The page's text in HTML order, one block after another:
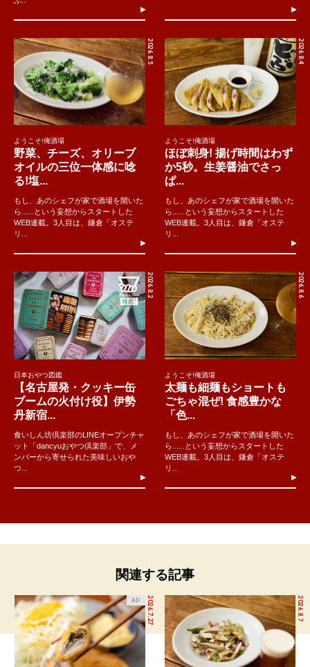
2026.8.5
ようこそ!俺酒場
野菜、チーズ、オリーブ
オイルの三位一体感に唸
る!塩...
もし、あのシェフが家で酒場を開いた
ら......という妄想からスタートした
WEB連載。3人目は、鎌倉「オステ
リ...
2026.8.4
ようこそ!俺酒場
ほぼ刺身! 揚げ時間はわず
か5秒。生姜醤油でさっ
ぱ...
もし、あのシェフが家で酒場を開いた
ら......という妄想からスタートした
WEB連載。3人目は、鎌倉「オステ
リ...
2026.8.2
日本おやつ図鑑
【名古屋発・クッキー缶
ブームの火付け役】伊勢
丹新宿...
食いしん坊倶楽部のLINEオープンチャ
ット「dancyuおやつ倶楽部」で、メ
ンバーから寄せられた美味しいおや
つ...
2026.8.6
ようこそ!俺酒場
太麺も細麺もショートも
ごちゃ混ぜ! 食感豊かな
「色...
もし、あのシェフが家で酒場を開いた
ら......という妄想からスタートした
WEB連載。3人目は、鎌倉「オステ
リ...
関連する記事
2026.7.27
AD 2026.8.7